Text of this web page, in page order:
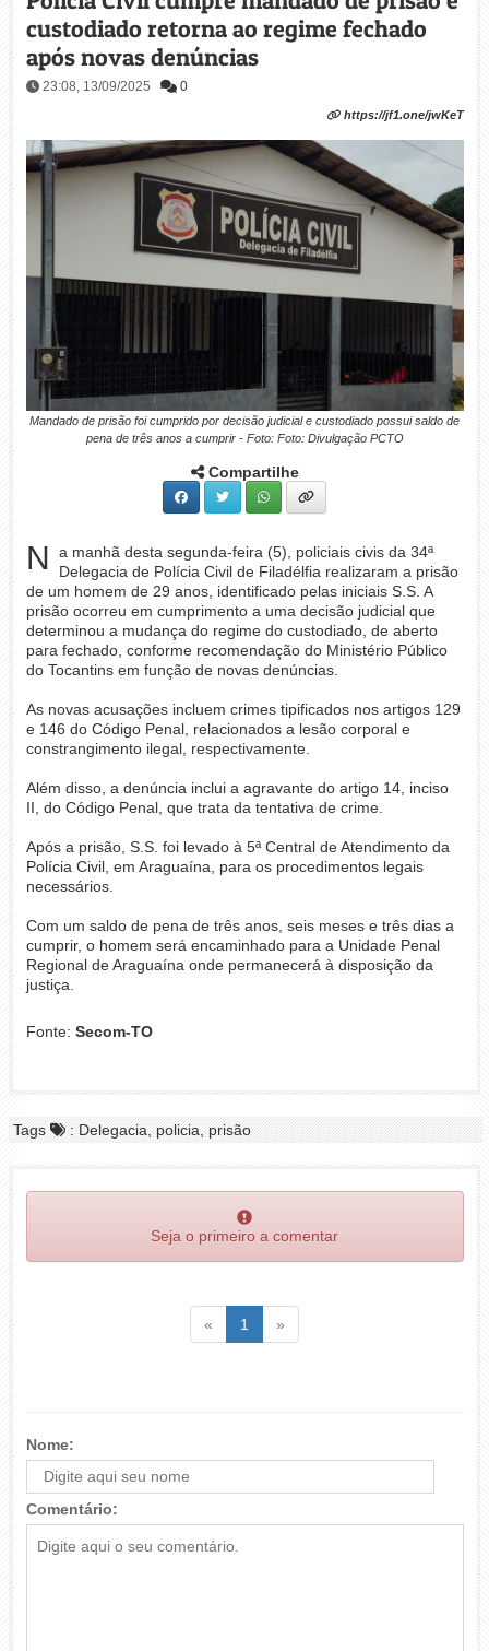
custodiado retorna ao regime fechado
após novas denúncias
23:08, 13/09/2025 0
https://jf1.one/jwKeT
Mandado de prisão foi cumprido por decisão judicial e custodiado possui saldo de
pena de três anos a cumprir - Foto: Foto: Divulgação PCTO
Compartilhe
N
a manhã desta segunda-feira (5), policiais civis da 34ª
Delegacia de Polícia Civil de Filadélfia realizaram a prisão
de um homem de 29 anos, identificado pelas iniciais S.S. A
prisão ocorreu em cumprimento a uma decisão judicial que
determinou a mudança do regime do custodiado, de aberto
para fechado, conforme recomendação do Ministério Público
do Tocantins em função de novas denúncias.
As novas acusações incluem crimes tipificados nos artigos 129
e 146 do Código Penal, relacionados a lesão corporal e
constrangimento ilegal, respectivamente.
Além disso, a denúncia inclui a agravante do artigo 14, inciso
II, do Código Penal, que trata da tentativa de crime.
Após a prisão, S.S. foi levado à 5ª Central de Atendimento da
Polícia Civil, em Araguaína, para os procedimentos legais
necessários.
Com um saldo de pena de três anos, seis meses e três dias a
cumprir, o homem será encaminhado para a Unidade Penal
Regional de Araguaína onde permanecerá à disposição da
justiça.
Fonte: Secom-TO
Tags : Delegacia, policia, prisão
Seja o primeiro a comentar
« Voltar1 (atual)
»
Nome:
Comentário: